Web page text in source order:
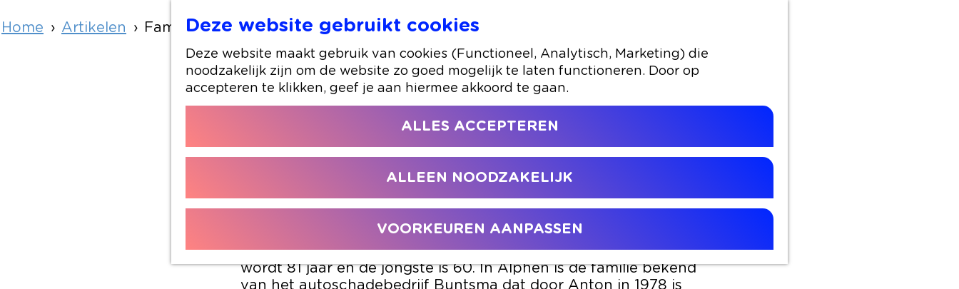
Deze website gebruikt cookies
Deze website maakt gebruik van cookies (Functioneel, Analytisch, Marketing) die
noodzakelijk zijn om de website zo goed mogelijk te laten functioneren. Door op
accepteren te klikken, geef je aan hiermee akkoord te gaan.
ALLES ACCEPTEREN
ALLEEN NOODZAKELIJK
VOORKEUREN AANPASSEN
Home Artikelen Familie Buntsma van 14 kinderen
11 januari 2024 | | |
samen maar liefst 1000 jaar oud
20 januari is de geboortedag van vader Buntsma, geboren in 1912.
het een speciale dag; de leeftijden van alle 14 kinderen Buntsma
bijelkaar opgeteld, zijn ze maar liefst 1000 jaar oud. De oudste
wordt 81 jaar en de jongste is 60. In Alphen is de familie bekend
van het autoschadebedrijf Buntsma dat door Anton in 1978 is